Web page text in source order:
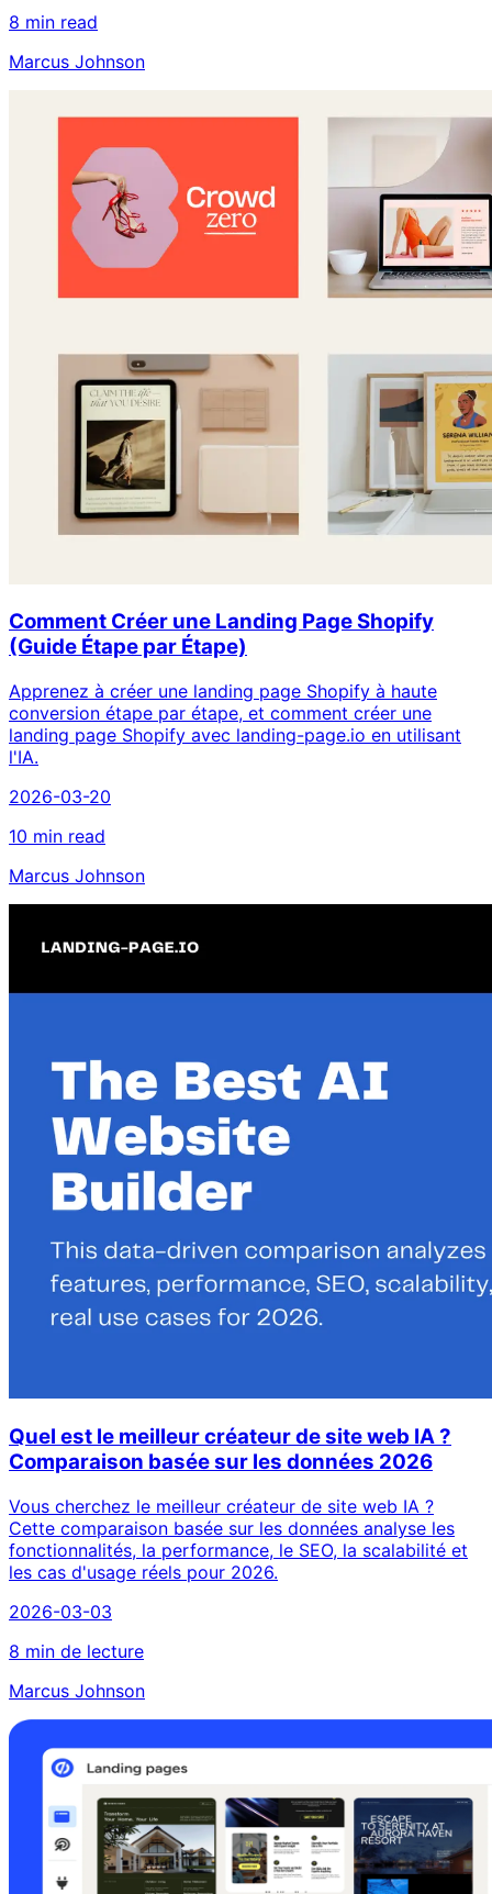
8 min read
Marcus Johnson
Comment Créer une Landing Page Shopify
(Guide Étape par Étape)
Apprenez à créer une landing page Shopify à haute
conversion étape par étape, et comment créer une
landing page Shopify avec landing-page.io en utilisant
l'IA.
2026-03-20
10 min read
Marcus Johnson
Quel est le meilleur créateur de site web IA ?
Comparaison basée sur les données 2026
Vous cherchez le meilleur créateur de site web IA ?
Cette comparaison basée sur les données analyse les
fonctionnalités, la performance, le SEO, la scalabilité et
les cas d'usage réels pour 2026.
2026-03-03
8 min de lecture
Marcus Johnson